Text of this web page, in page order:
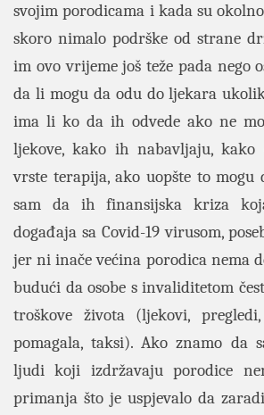
svojim porodicama i kada su
skoro nimalo podrške od strane
im ovo vrijeme još teže pada nego
da li mogu da odu do ljekara
ima li ko da ih odvede ako ne
ljekove, kako ih nabavljaju, kako
vrste terapija, ako uopšte to mogu
sam da ih finansijska kriza
događaja sa Covid-19 virusom,
jer ni inače većina porodica nema
budući da osobe s invaliditetom
troškove života (ljekovi,
pomagala, taksi). Ako znamo da
ljudi koji izdržavaju porodice
primanja što je uspjevalo da